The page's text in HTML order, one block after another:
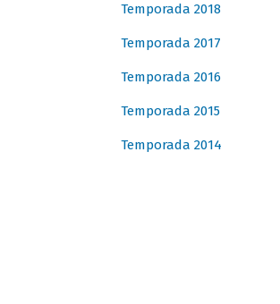
Temporada 2018
Temporada 2017
Temporada 2016
Temporada 2015
Temporada 2014